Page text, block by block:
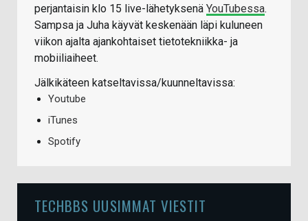
perjantaisin klo 15 live-lähetyksenä YouTubessa.
Sampsa ja Juha käyvät keskenään läpi kuluneen
viikon ajalta ajankohtaiset tietotekniikka- ja
mobiiliaiheet.
Jälkikäteen katseltavissa/kuunneltavissa:
Youtube
iTunes
Spotify
TECHBBS UUSIMMAT VIESTIT